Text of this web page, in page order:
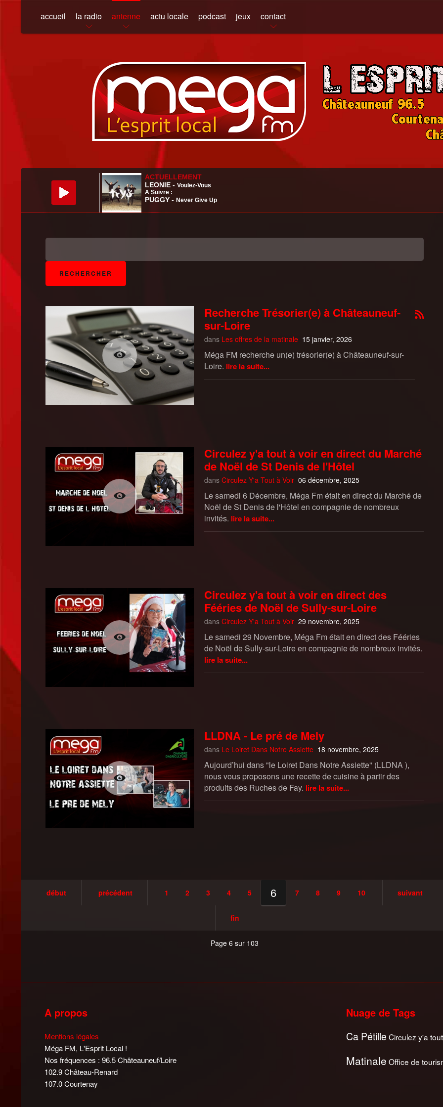
accueil la radio antenne actu locale podcast jeux contact
Recherche Trésorier(e) à Châteauneuf-
sur-Loire
dans Les offres de la matinale 15 janvier, 2026
Méga FM recherche un(e) trésorier(e) à Châteauneuf-sur-
Loire. lire la suite...
Circulez y'a tout à voir en direct du Marché
de Noël de St Denis de l'Hôtel
dans Circulez Y'a Tout à Voir 06 décembre, 2025
Le samedi 6 Décembre, Méga Fm était en direct du Marché de
Noël de St Denis de l'Hôtel en compagnie de nombreux
invités. lire la suite...
Circulez y'a tout à voir en direct des
Fééries de Noël de Sully-sur-Loire
dans Circulez Y'a Tout à Voir 29 novembre, 2025
Le samedi 29 Novembre, Méga Fm était en direct des Fééries
de Noël de Sully-sur-Loire en compagnie de nombreux invités.
lire la suite...
LLDNA - Le pré de Mely
dans Le Loiret Dans Notre Assiette 18 novembre, 2025
Aujourd’hui dans "le Loiret Dans Notre Assiette" (LLDNA ),
nous vous proposons une recette de cuisine à partir des
produits des Ruches de Fay. lire la suite...
début précédent 1 2 3 4 5 6 7 8 9 10 suivant
fin
Page 6 sur 103
A propos
Mentions légales
Méga FM, L'Esprit Local !
Nos fréquences : 96.5 Châteauneuf/Loire
102.9 Château-Renard
107.0 Courtenay
Nuage de Tags
Ca Pétille Circulez y'a
Matinale Office de